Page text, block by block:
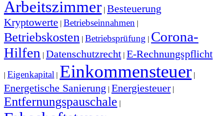
Arbeitszimmer | Besteuerung
Kryptowerte | Betriebseinnahmen |
Betriebskosten | Betriebsprüfung | Corona-
Hilfen | Datenschutzrecht | E-Rechnungspflicht
| Eigenkapital | Einkommensteuer |
Energetische Sanierung | Energiesteuer|
Entfernungspauschale |